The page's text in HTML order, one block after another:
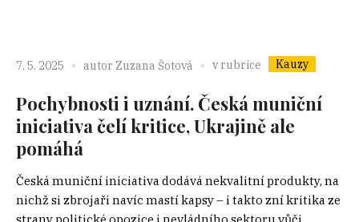
7. 5. 2025 autor Zuzana Šotová v rubrice Kauzy
Pochybnosti i uznání. Česká muniční
iniciativa čelí kritice, Ukrajině ale
pomáhá
Česká muniční iniciativa dodává nekvalitní produkty, na
nichž si zbrojaři navíc mastí kapsy – i takto zní kritika ze
strany politické opozice i nevládního sektoru vůči